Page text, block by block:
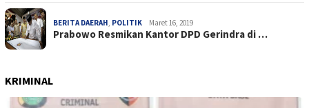
BERITA DAERAH, POLITIK Maret 16, 2019
Prabowo Resmikan Kantor DPD Gerindra di …
KRIMINAL